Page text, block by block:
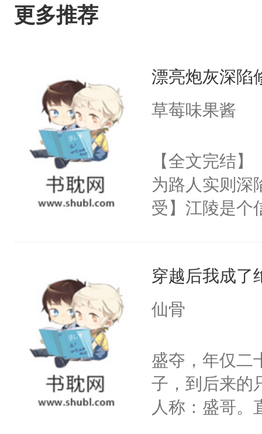
更多推荐
漂亮炮灰深陷
草莓味果酱
【全文完结
为路人实则深
受】江陵是个
将来，他的室
大佬的狂热追
是只存在两
想霸王硬上弓
了改变命运
剧情。然而莫
穿越后我成了
仙骨
盛夺，年仅二
子，到后来的
人称：盛哥。